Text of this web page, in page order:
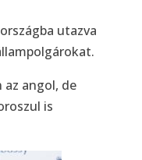
utazva
angol, de
is